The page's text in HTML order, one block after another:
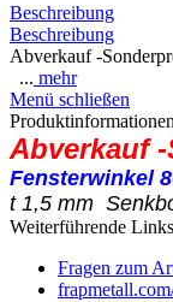
Beschreibung
Beschreibung
Abverkauf -
... mehr
Menü schließen
Abverkauf
Fensterwinkel
t 1,5 mm
Weiterführende
Fragen zum